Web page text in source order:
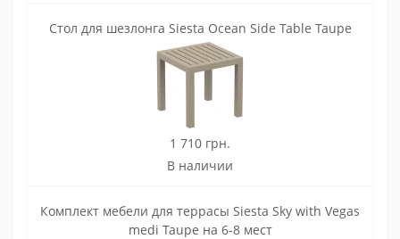
Стол для шезлонга Siesta Ocean Side Table Taupe
1 710 грн.
В наличии
Комплект мебели для террасы Siesta Sky with Vegas
medi Taupe на 6-8 мест